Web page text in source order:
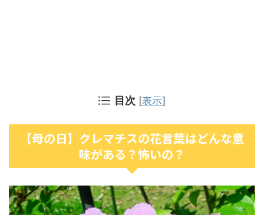
目次 [表示]
【母の日】クレマチスの花言葉はどんな意
味がある？怖いの？